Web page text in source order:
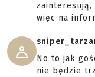
zainteresują,
więc na
No to jak
nie będzie